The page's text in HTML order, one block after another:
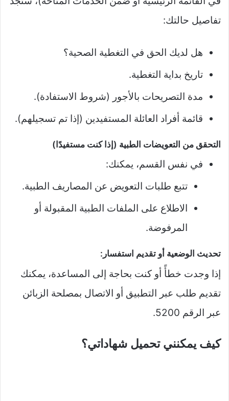
تفاصيل حالتك:
هل لديك الحق في التغطية الصحية؟
تاريخ بداية التغطية.
مدة التصريحات بالأجور (شروط الاستفادة).
قائمة أفراد العائلة المستفيدين (إذا تم تسجيلهم).
التحقق من التعويضات الطبية (إذا كنت مستفيدًا)
في نفس القسم، يمكنك:
تتبع طلبات التعويض عن المصاريف الطبية.
الاطلاع على الملفات الطبية المقبولة أو
المرفوضة.
تحديث الوضعية أو تقديم استفسار:
إذا وجدت خطأً أو كنت بحاجة إلى المساعدة، يمكنك
تقديم طلب عبر التطبيق أو الاتصال بمصلحة الزبائن
عبر الرقم 5200.
كيف يمكنني تحميل شهاداتي؟